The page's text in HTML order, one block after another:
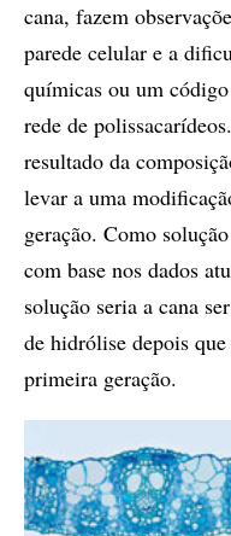
cana, fazem
parede celular e a
químicas ou um
rede de
resultado da
levar a uma
geração. Como
com base nos dados
solução seria a cana
de hidrólise depois
primeira geração.